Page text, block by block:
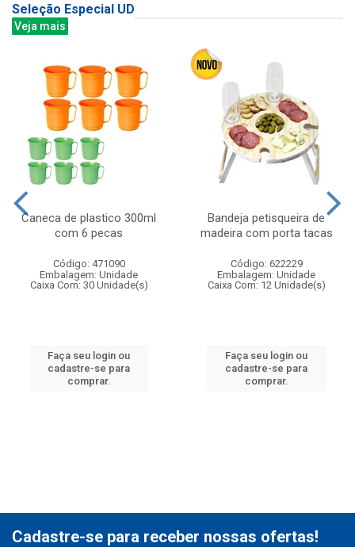
Seleção Especial UD
Veja mais
Caneca de plastico 300ml
com 6 pecas
Código: 471090
Embalagem: Unidade
Caixa Com: 30 Unidade(s)
Faça seu login ou
cadastre-se para
comprar.
Bandeja petisqueira de
madeira com porta tacas
Código: 622229
Embalagem: Unidade
Caixa Com: 12 Unidade(s)
Faça seu login ou
cadastre-se para
comprar.
Cadastre-se para receber nossas ofertas!